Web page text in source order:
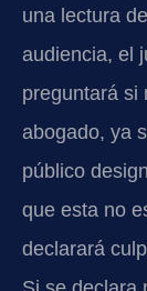
una lectura
audiencia, el
preguntará si
abogado, ya
público
que esta no
declarará